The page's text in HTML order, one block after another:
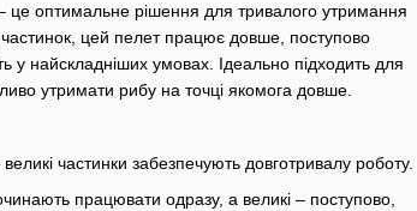
це оптимальне рішення для тривалого утримання
цей пелет працює довше, поступово
у найскладніших умовах. Ідеально підходить для
утримати рибу на точці якомога довше.
частинки забезпечують довготривалу роботу.
працювати одразу, а великі – поступово,